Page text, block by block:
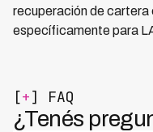
recuperación de cartera
específicamente para
[+] FAQ
¿Tenés